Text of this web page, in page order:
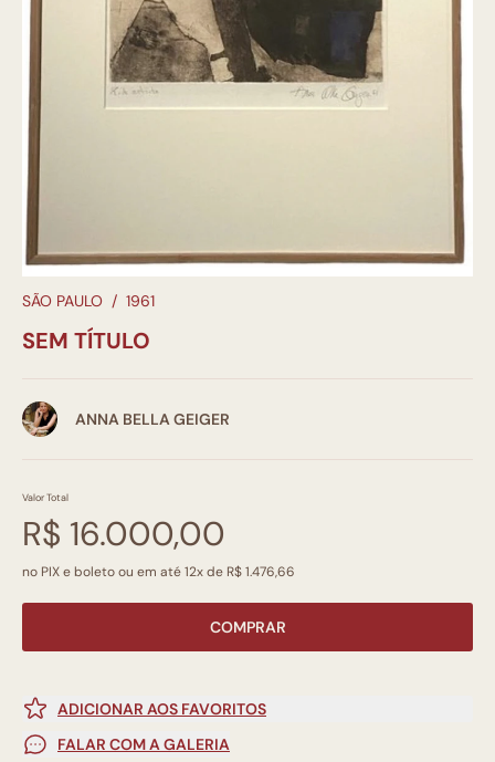
SÃO PAULO / 1961
SEM TÍTULO
ANNA BELLA GEIGER
Valor Total
R$ 16.000,00
no PIX e boleto ou em até 12x de R$ 1.476,66
COMPRAR
ADICIONAR AOS FAVORITOS
FALAR COM A GALERIA